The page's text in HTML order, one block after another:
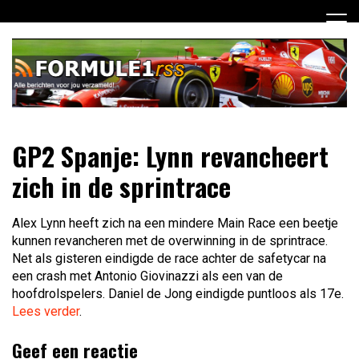
naar
inhoud
Formule 1 RSS
verzameld!
GP2 Spanje: Lynn revancheert
zich in de sprintrace
Alex Lynn heeft zich na een mindere Main Race een beetje
kunnen revancheren met de overwinning in de sprintrace.
Net als gisteren eindigde de race achter de safetycar na
een crash met Antonio Giovinazzi als een van de
hoofdrolspelers. Daniel de Jong eindigde puntloos als 17e.
Lees verder.
Geef een reactie